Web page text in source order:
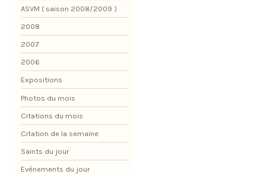
ASVM ( saison 2008/2009 )
2008
2007
2006
Expositions
Photos du mois
Citations du mois
Citation de la semaine
Saints du jour
Evénements du jour